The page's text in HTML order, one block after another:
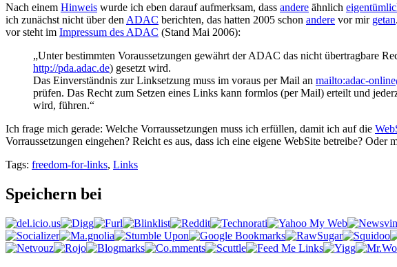
Nach einem Hinweis wurde ich eben darauf aufmerksam, dass andere ähnlich
ich zunächst nicht über den ADAC berichten, das hatten 2005 schon andere vor mir getan
vor steht im Impressum des ADAC (Stand Mai 2006):
„Unter bestimmten Voraussetzungen gewährt der ADAC das nicht übertragbare
http://pda.adac.de) gesetzt wird.
Das Einverständnis zur Linksetzung muss im voraus per Mail an mailto:adac-
prüfen. Das Recht zum Setzen eines Links kann formlos (per Mail) erteilt und
wird, führen.“
Ich frage mich gerade: Welche Vorraussetzungen muss ich erfüllen, damit ich auf die
Vorraussetzungen eingehen? Reicht es aus, dass ich eine eigene WebSite betreibe? Oder
Tags: freedom-for-links, Links
Speichern bei